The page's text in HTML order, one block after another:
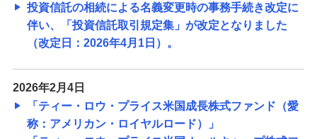
投資信託の相続による名義変更時の事務手続き改定に
伴い、「投資信託取引規定集」が改定となりました
（改定日：2026年4月1日）。
2026年2月4日
「ティー・ロウ・プライス米国成長株式ファンド（愛
称：アメリカン・ロイヤルロード）」